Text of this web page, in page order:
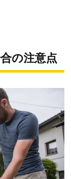
の注意点